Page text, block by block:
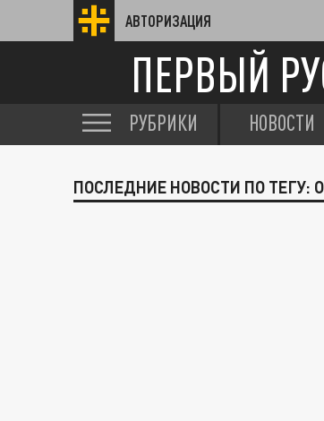
АВТОРИЗАЦИЯ
ПЕРВЫЙ
РУБРИКИ НОВОСТИ
ПОСЛЕДНИЕ НОВОСТИ ПО ТЕГУ: